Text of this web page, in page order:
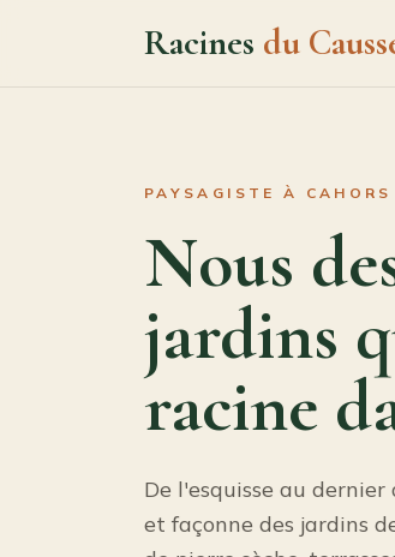
Racines du
PAYSAGISTE À CAHORS
Nous
jardins
racine
De l'esquisse au dernier
et façonne des jardins